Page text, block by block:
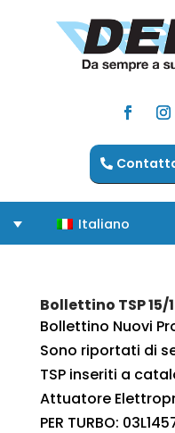
Italiano
Bollettino TSP 15/
Bollettino Nuovi
Sono riportati di
TSP inseriti a
Attuatore
PER TURBO: